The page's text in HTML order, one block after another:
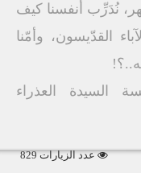
نُدَرِّب أنفسنا كيف
القدّيسون، وأمّنا
السيدة العذراء
عدد الزيارات 829